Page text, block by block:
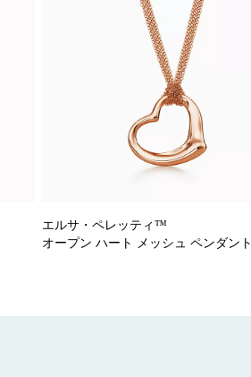
エルサ・ペレッティ™
オープン ハート メッシュ ペンダント